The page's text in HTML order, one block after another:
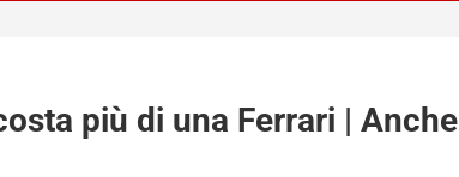
più di una Ferrari | Anche